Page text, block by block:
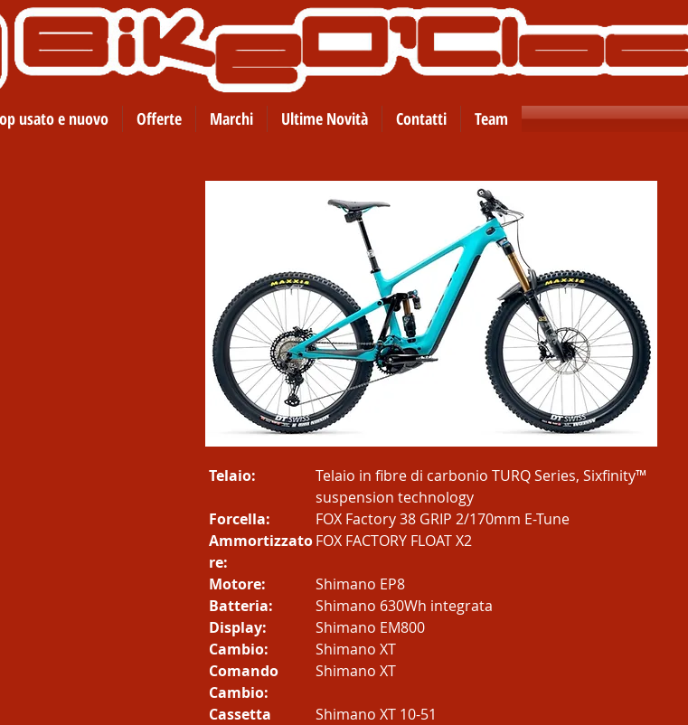
usato e nuovo Offerte Marchi Ultime Novità Contatti Team
Telaio:
Telaio in fibre di carbonio TURQ Series, Sixfinity™
suspension technology
Forcella:
FOX Factory 38 GRIP 2/170mm E-Tune
Ammortizzato
re:
FOX FACTORY FLOAT X2
Motore:
Shimano EP8
Batteria:
Shimano 630Wh integrata
Display:
Shimano EM800
Cambio:
Shimano XT
Comando
Cambio:
Shimano XT
Cassetta
Shimano XT 10-51